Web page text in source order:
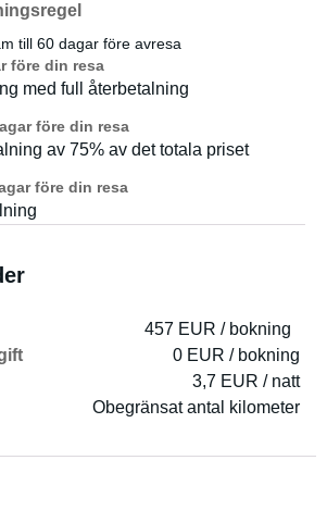
till 60 dagar före avresa
före din resa
med full återbetalning
före din resa
av 75% av det totala priset
före din resa
457 EUR / bokning
0 EUR / bokning
3,7 EUR / natt
Obegränsat antal kilometer